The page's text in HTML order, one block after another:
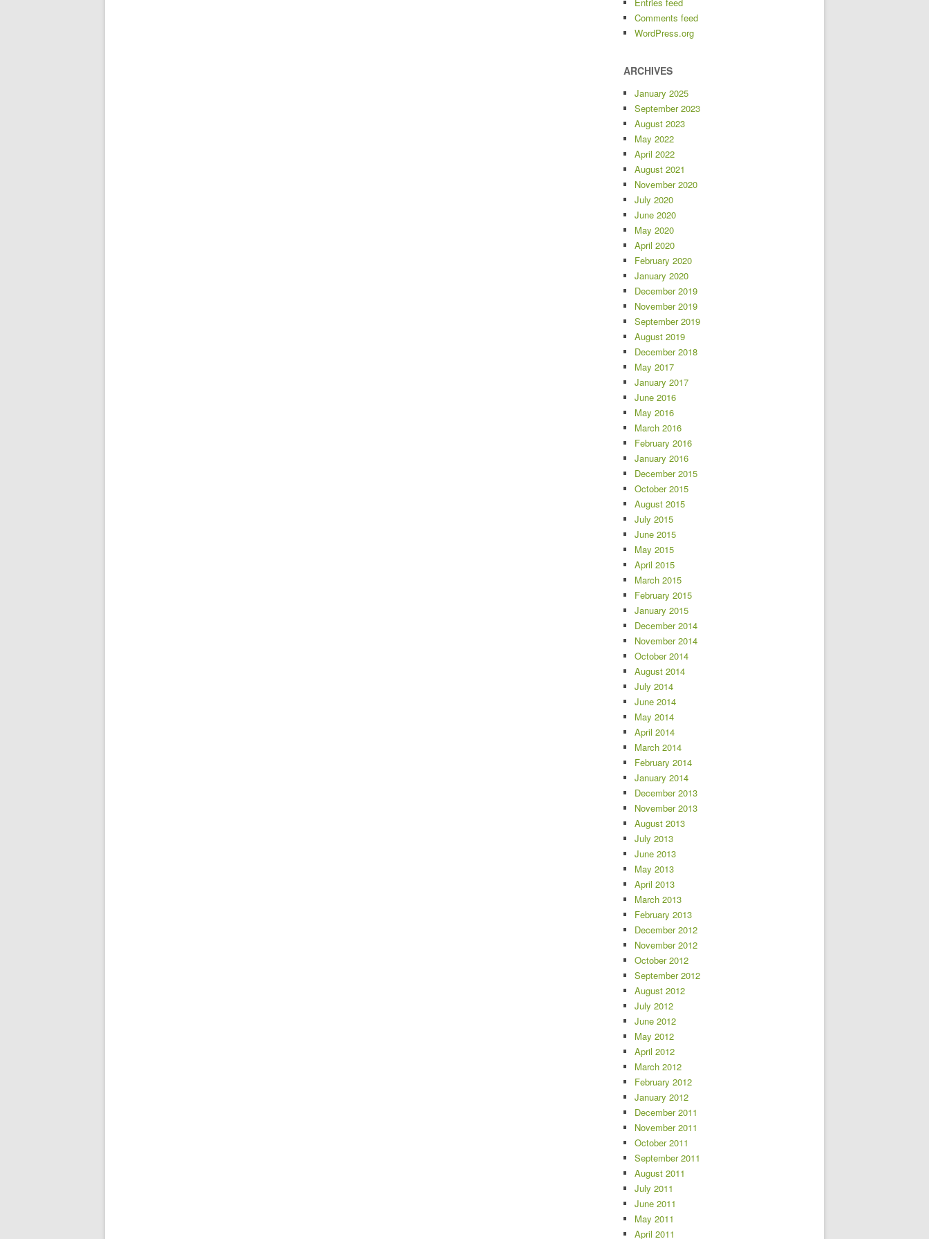
Comments feed
WordPress.org
ARCHIVES
January 2025
September 2023
August 2023
May 2022
April 2022
August 2021
November 2020
July 2020
June 2020
May 2020
April 2020
February 2020
January 2020
December 2019
November 2019
September 2019
August 2019
December 2018
May 2017
January 2017
June 2016
May 2016
March 2016
February 2016
January 2016
December 2015
October 2015
August 2015
July 2015
June 2015
May 2015
April 2015
March 2015
February 2015
January 2015
December 2014
November 2014
October 2014
August 2014
July 2014
June 2014
May 2014
April 2014
March 2014
February 2014
January 2014
December 2013
November 2013
August 2013
July 2013
June 2013
May 2013
April 2013
March 2013
February 2013
December 2012
November 2012
October 2012
September 2012
August 2012
July 2012
June 2012
May 2012
April 2012
March 2012
February 2012
January 2012
December 2011
November 2011
October 2011
September 2011
August 2011
July 2011
June 2011
May 2011
April 2011